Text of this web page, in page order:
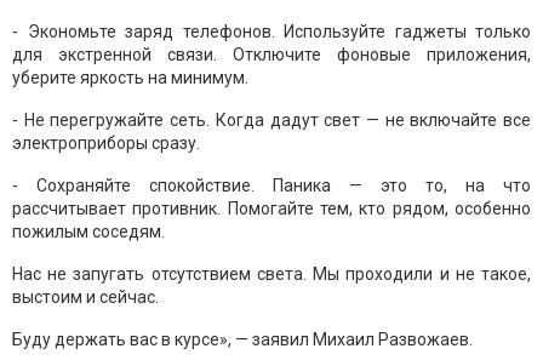
- Экономьте заряд телефонов. Используйте гаджеты только
для экстренной связи. Отключите фоновые приложения,
уберите яркость на минимум.
- Не перегружайте сеть. Когда дадут свет — не включайте все
электроприборы сразу.
- Сохраняйте спокойствие. Паника — это то, на что
рассчитывает противник. Помогайте тем, кто рядом, особенно
пожилым соседям.
Нас не запугать отсутствием света. Мы проходили и не такое,
выстоим и сейчас.
Буду держать вас в курсе», — заявил Михаил Развожаев.